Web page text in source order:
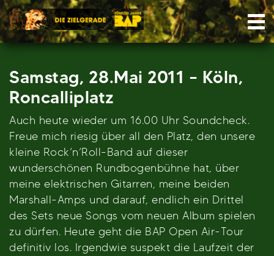
Skip
to
content
Samstag, 28.Mai 2011 – Köln,
Roncalliplatz
Auch heute wieder um 16.00 Uhr Soundcheck.
Freue mich riesig über all den Platz, den unsere
kleine Rock’n’Roll-Band auf dieser
wunderschönen Rundbogenbühne hat, über
meine elektrischen Gitarren, meine beiden
Marshall-Amps und darauf, endlich ein Drittel
des Sets neue Songs vom neuen Album spielen
zu dürfen. Heute geht die BAP Open Air-Tour
definitiv los. Irgendwie suspekt die Laufzeit der